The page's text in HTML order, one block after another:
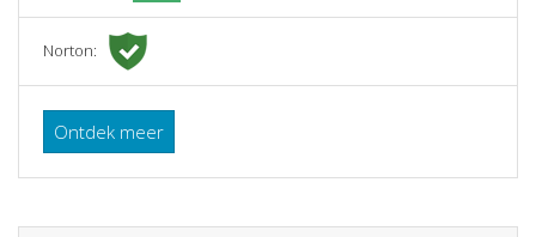
Norton:
Ontdek meer